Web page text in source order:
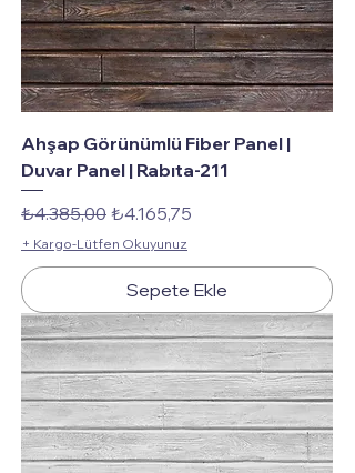
Ahşap Görünümlü Fiber Panel |
Duvar Panel | Rabıta-211
Normal Fiyat
₺4.385,00 İndirimli Fiyat
₺4.165,75
+ Kargo-Lütfen Okuyunuz
Sepete Ekle